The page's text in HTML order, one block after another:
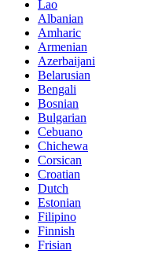
Lao
Albanian
Amharic
Armenian
Azerbaijani
Belarusian
Bengali
Bosnian
Bulgarian
Cebuano
Chichewa
Corsican
Croatian
Dutch
Estonian
Filipino
Finnish
Frisian